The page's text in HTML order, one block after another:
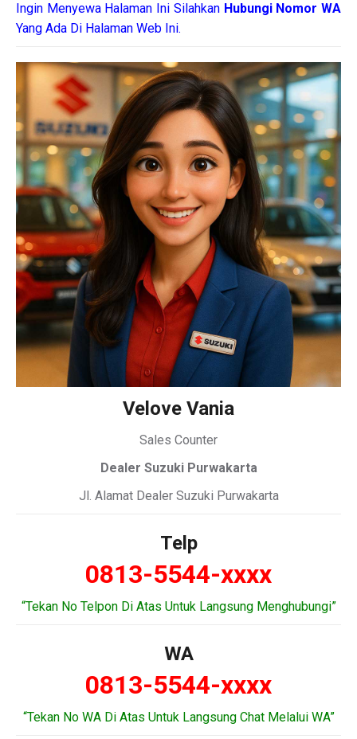
Ingin Menyewa Halaman Ini Silahkan Hubungi Nomor WA
Yang Ada Di Halaman Web Ini.
Velove Vania
Sales Counter
Dealer Suzuki Purwakarta
Jl. Alamat Dealer Suzuki Purwakarta
Telp
0813-5544-xxxx
“Tekan No Telpon Di Atas Untuk Langsung Menghubungi”
WA
0813-5544-xxxx
“Tekan No WA Di Atas Untuk Langsung Chat Melalui WA”